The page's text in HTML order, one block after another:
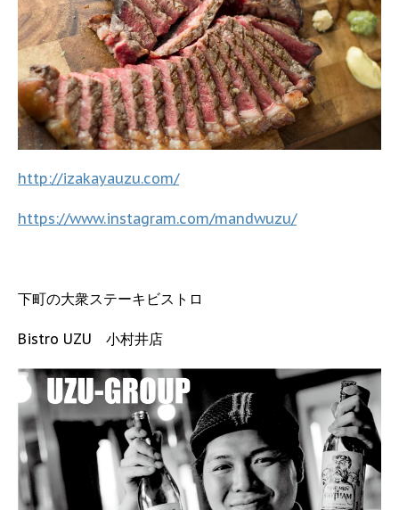
http://izakayauzu.com/
https://www.instagram.com/mandwuzu/
下町の大衆ステーキビストロ
Bistro UZU 小村井店